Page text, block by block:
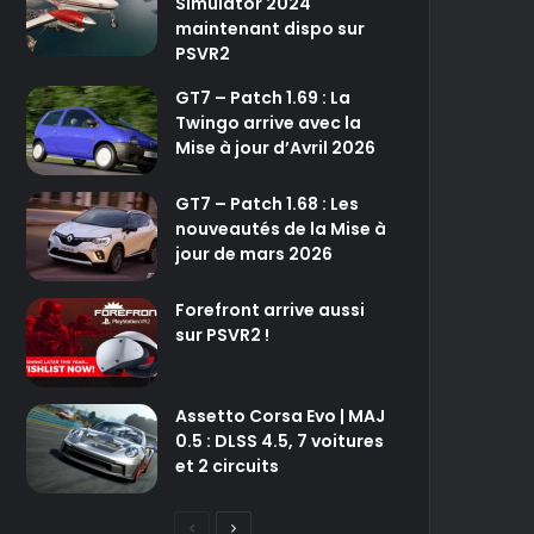
maintenant dispo sur
PSVR2
GT7 – Patch 1.69 : La
Twingo arrive avec la
Mise à jour d’Avril 2026
GT7 – Patch 1.68 : Les
nouveautés de la Mise à
jour de mars 2026
Forefront arrive aussi
sur PSVR2 !
Assetto Corsa Evo | MAJ
0.5 : DLSS 4.5, 7 voitures
et 2 circuits